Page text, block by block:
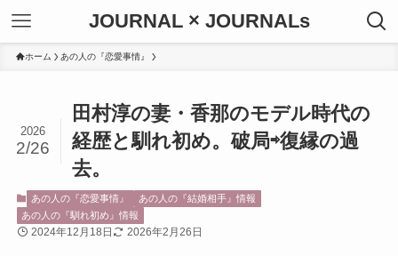
JOURNAL × JOURNALs
ホーム あの人の『恋愛事情』
田村淳の妻・香那のモデル時代の
経歴と馴れ初め。破局⇨復縁の過
去。
2026
2/26
あの人の『恋愛事情』
あの人の『結婚相手』情報
あの人の『馴れ初め』情報
2024年12月18日 2026年2月26日